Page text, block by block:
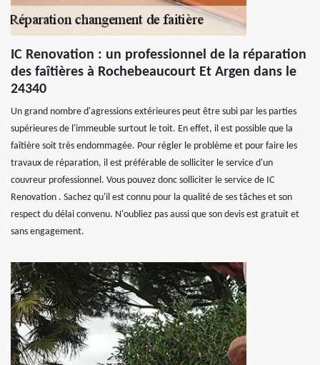
IC Renovation : un professionnel de la réparation
des faîtières à Rochebeaucourt Et Argen dans le
24340
Un grand nombre d'agressions extérieures peut être subi par les parties
supérieures de l'immeuble surtout le toit. En effet, il est possible que la
faîtière soit très endommagée. Pour régler le problème et pour faire les
travaux de réparation, il est préférable de solliciter le service d'un
couvreur professionnel. Vous pouvez donc solliciter le service de IC
Renovation . Sachez qu'il est connu pour la qualité de ses tâches et son
respect du délai convenu. N'oubliez pas aussi que son devis est gratuit et
sans engagement.